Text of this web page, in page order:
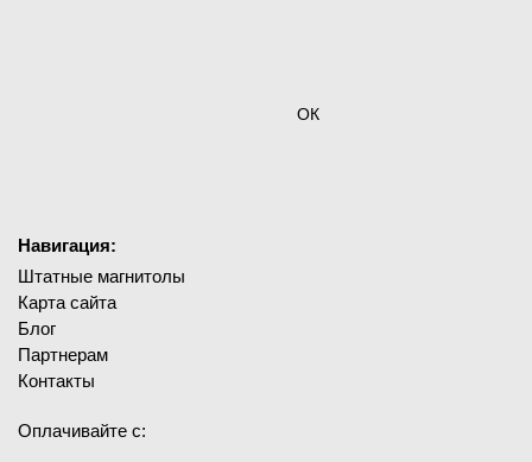
ОК
Навигация:
Штатные магнитолы
Карта сайта
Блог
Партнерам
Контакты
Оплачивайте с: